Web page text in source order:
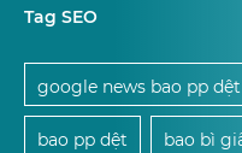
Tag SEO
google news bao pp dệt
bao pp dệt bao bì